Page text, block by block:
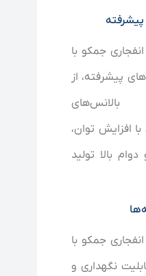
پیشرفته
جمکو با
پیشرفته، از
بالانس‌های
با افزایش توان،
بالا تولید
جمکو با
نگهداری و